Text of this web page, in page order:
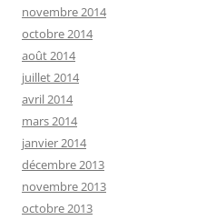
novembre 2014
octobre 2014
août 2014
juillet 2014
avril 2014
mars 2014
janvier 2014
décembre 2013
novembre 2013
octobre 2013